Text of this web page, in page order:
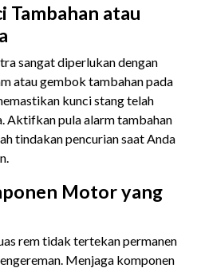
Tambahan atau
sangat diperlukan dengan
atau gembok tambahan pada
kunci stang telah
Aktifkan pula alarm tambahan
tindakan pencurian saat Anda
Motor yang
rem tidak tertekan permanen
Menjaga komponen